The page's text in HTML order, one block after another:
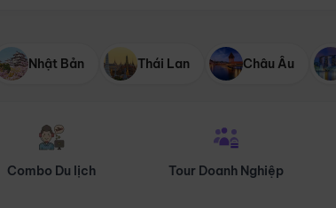
Nhật Bản Thái Lan Châu Âu
Tour Doanh Nghiệp Du lịch Hành Hương